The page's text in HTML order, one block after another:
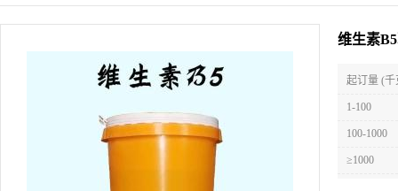
维生素
起订量 (千
1-100
100-1000
≥1000